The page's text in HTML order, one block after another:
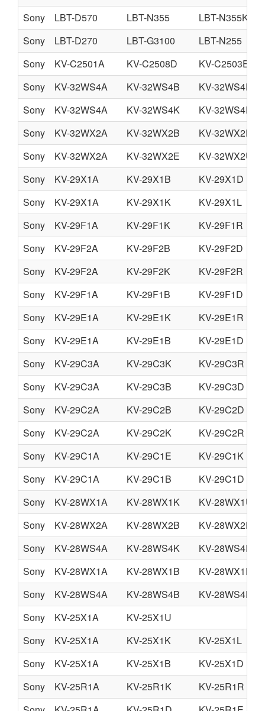
Sony LBT-D570 LBT-N355 LBT-N355K
Sony
LBT-D270 LBT-G3100
LBT-N255
Sony
KV-C2501A KV-C2508D KV-C2503E
Sony
KV-32WS4A KV-32WS4B KV-32WS4D
Sony
KV-32WS4A KV-32WS4K KV-32WS4R
Sony
KV-32WX2A KV-32WX2B
KV-32WX2D
Sony
KV-32WX2A KV-32WX2E
KV-32WX2U
Sony
KV-29X1A KV-29X1B KV-29X1D
Sony
KV-29X1A KV-29X1K KV-29X1L
Sony
KV-29F1A KV-29F1K KV-29F1R
Sony
KV-29F2A KV-29F2B KV-29F2D
Sony
KV-29F2A KV-29F2K KV-29F2R
Sony
KV-29F1A KV-29F1B KV-29F1D
Sony
KV-29E1A KV-29E1K
KV-29E1R
Sony
KV-29E1A KV-29E1B KV-29E1D
Sony
KV-29C3A KV-29C3K
KV-29C3R
Sony
KV-29C3A KV-29C3B KV-29C3D
Sony
KV-29C2A KV-29C2B KV-29C2D
Sony
KV-29C2A KV-29C2K
KV-29C2R
Sony
KV-29C1A KV-29C1E KV-29C1K
Sony
KV-29C1A KV-29C1B KV-29C1D
Sony
KV-28WX1A KV-28WX1K
KV-28WX1U
Sony
KV-28WX2A KV-28WX2B KV-28WX2D
Sony
KV-28WS4A KV-28WS4K
KV-28WS4R
Sony
KV-28WX1A KV-28WX1B KV-28WX1D
Sony
KV-28WS4A KV-28WS4B KV-28WS4D
Sony
KV-25X1A
KV-25X1U
Sony
KV-25X1A KV-25X1K KV-25X1L
Sony
KV-25X1A KV-25X1B KV-25X1D
Sony
KV-25R1A KV-25R1K
KV-25R1R